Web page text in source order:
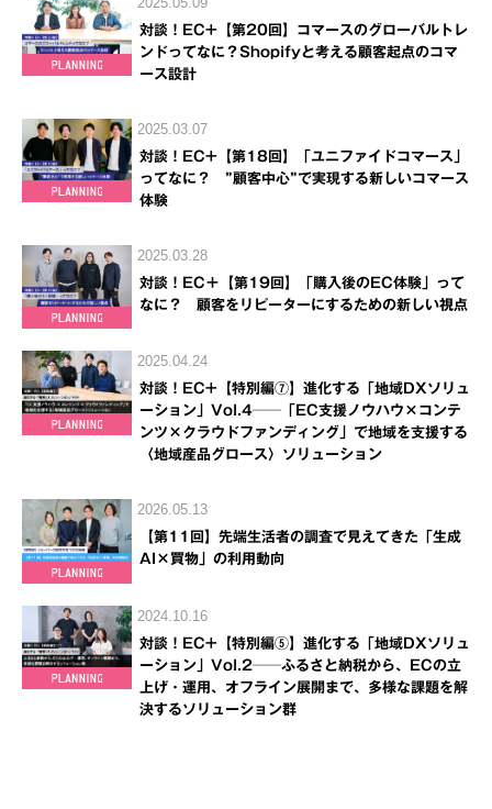
対談！EC+【第20回】コマースのグローバルトレ
ンドってなに？Shopifyと考える顧客起点のコマ
ース設計
2025.03.07
対談！EC+【第18回】「ユニファイドコマース」
ってなに？ ”顧客中心”で実現する新しいコマース
体験
2025.03.28
対談！EC＋【第19回】「購入後のEC体験」って
なに？ 顧客をリピーターにするための新しい視点
2025.04.24
対談！EC+【特別編⑦】進化する「地域DXソリュ
ーション」Vol.4──「EC支援ノウハウ×コンテ
ンツ×クラウドファンディング」で地域を支援する
〈地域産品グロース〉ソリューション
2026.05.13
【第11回】先端生活者の調査で見えてきた「生成
AI×買物」の利用動向
2024.10.16
対談！EC+【特別編⑤】進化する「地域DXソリュ
ーション」Vol.2──ふるさと納税から、ECの立
上げ・運用、オフライン展開まで、多様な課題を解
決するソリューション群